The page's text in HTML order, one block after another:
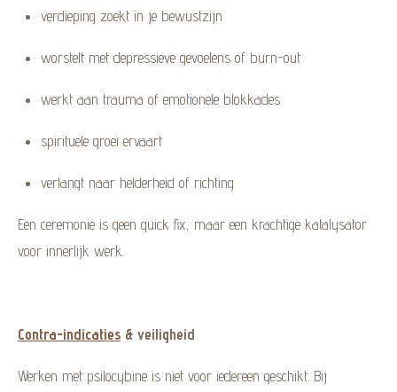
verdieping zoekt in je bewustzijn
worstelt met depressieve gevoelens of burn-out
werkt aan trauma of emotionele blokkades
spirituele groei ervaart
verlangt naar helderheid of richting
Een ceremonie is geen quick fix, maar een krachtige katalysator
voor innerlijk werk.
Contra-indicaties & veiligheid
Werken met psilocybine is niet voor iedereen geschikt. Bij